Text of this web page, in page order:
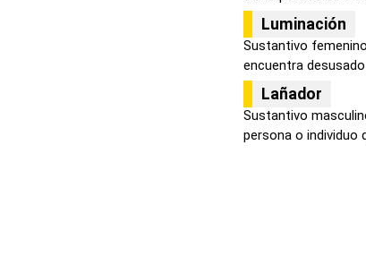
Luminación
Sustantivo
encuentra
Lañador
Sustantivo
persona o individuo